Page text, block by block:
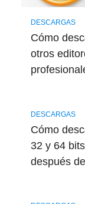
DESCARGAS
Cómo
otros
DESCARGAS
Cómo
32 y 64
después